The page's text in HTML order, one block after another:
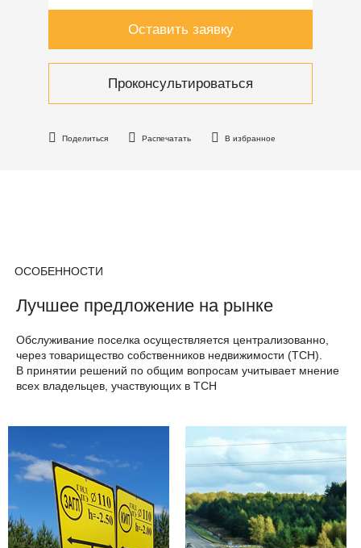
Поделиться Распечатать В избранное
Оставить заявку
Проконсультироваться
ОСОБЕННОСТИ
Лучшее предложение на рынке
Обслуживание поселка осуществляется централизованно,
через товарищество собственников недвижимости (ТСН).
В принятии решений по общим вопросам учитывает мнение
всех владельцев, участвующих в ТСН